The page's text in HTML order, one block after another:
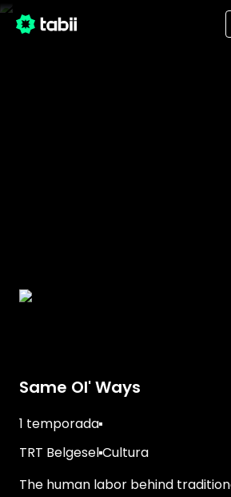
Same Ol' Ways
1 temporada
TRT BelgeselCultura
The human labor behind